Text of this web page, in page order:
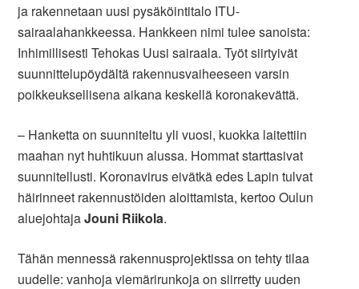
ja rakennetaan uusi pysäköintitalo ITU-
sairaalahankkeessa. Hankkeen nimi tulee sanoista:
Inhimillisesti Tehokas Uusi sairaala. Työt siirtyivät
suunnittelupöydältä rakennusvaiheeseen varsin
poikkeuksellisena aikana keskellä koronakevättä.
– Hanketta on suunniteltu yli vuosi, kuokka laitettiin
maahan nyt huhtikuun alussa. Hommat starttasivat
suunnitellusti. Koronavirus eivätkä edes Lapin tulvat
häirinneet rakennustöiden aloittamista, kertoo Oulun
aluejohtajaJouni Riikola.
Tähän mennessä rakennusprojektissa on tehty tilaa
uudelle: vanhoja viemärirunkoja on siirretty uuden